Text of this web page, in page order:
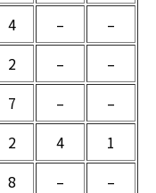
4 –
–
2 –
–
7 –
–
2 4
1
8 –
–